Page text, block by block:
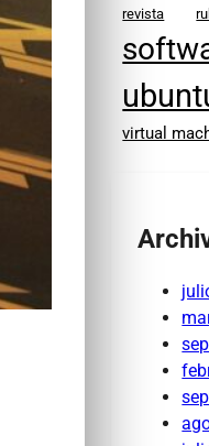
revista
virtual